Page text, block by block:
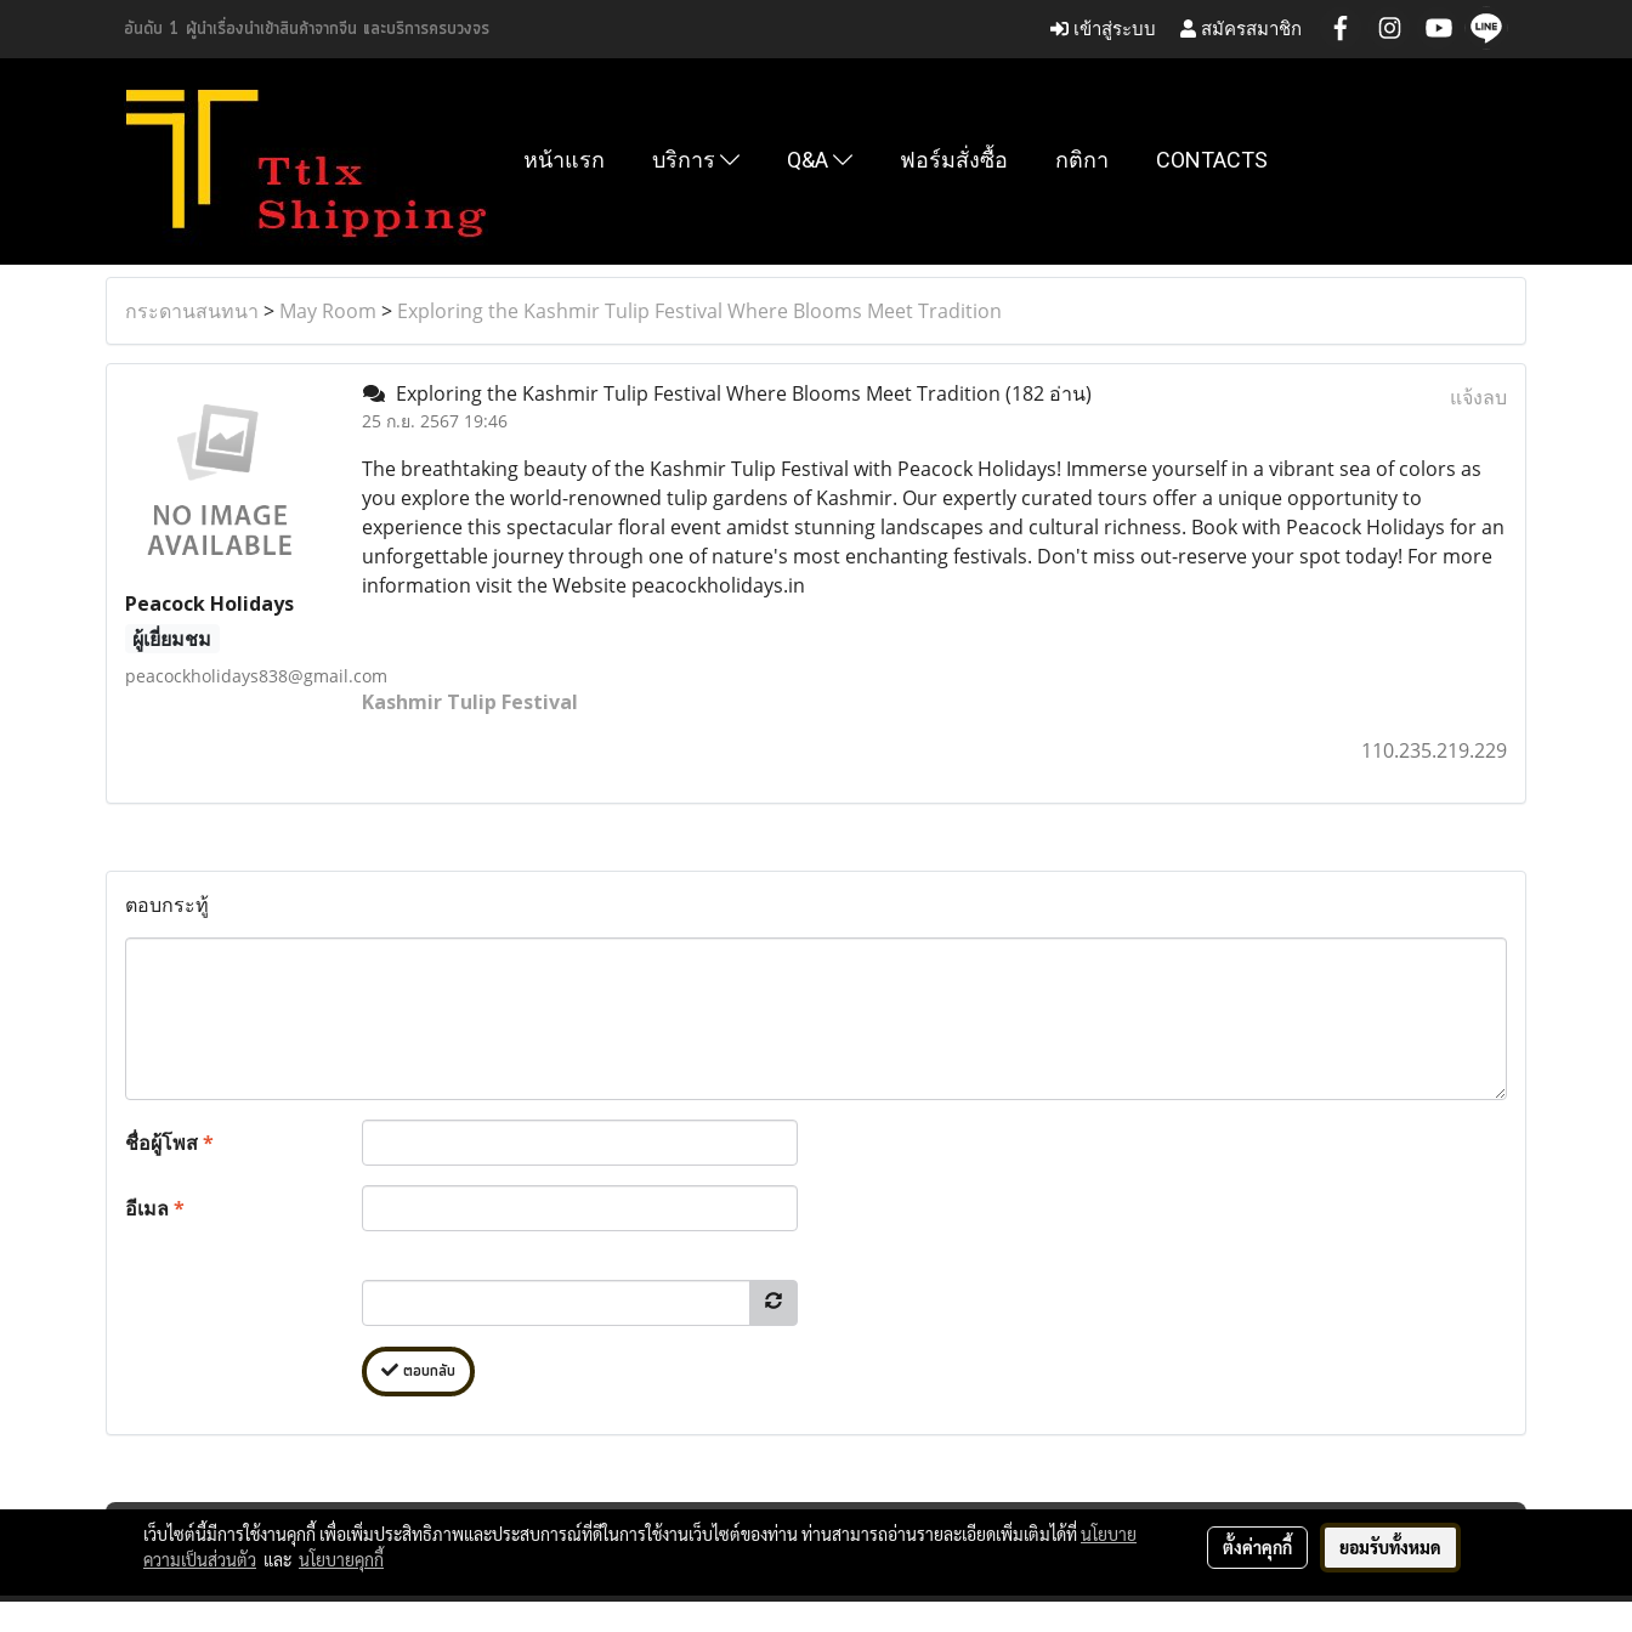
อันดับ 1 ผู้นำเรื่องนำเข้าสินค้าจากจีน และบริการครบวงจร เข้าสู่ระบบ สมัครสมาชิก
หน้าแรก บริการ Q&A ฟอร์มสั่งซื้อ กติกา CONTACTS
กระดานสนทนา > May Room > Exploring the Kashmir Tulip Festival Where Blooms Meet Tradition
Peacock Holidays
ผู้เยี่ยมชม
peacockholidays838@gmail.com
Exploring the Kashmir Tulip Festival Where Blooms Meet Tradition (182 อ่าน)
25 ก.ย. 2567 19:46
แจ้งลบ
The breathtaking beauty of the Kashmir Tulip Festival with Peacock Holidays! Immerse yourself in a vibrant sea of colors as
you explore the world-renowned tulip gardens of Kashmir. Our expertly curated tours offer a unique opportunity to
experience this spectacular floral event amidst stunning landscapes and cultural richness. Book with Peacock Holidays for an
unforgettable journey through one of nature's most enchanting festivals. Don't miss out-reserve your spot today! For more
information visit the Website peacockholidays.in
Kashmir Tulip Festival
110.235.219.229
ตอบกระทู้
ชื่อผู้โพส*
อีเมล*
ตอบกลับ
เว็บไซต์นี้มีการใช้งานคุกกี้ เพื่อเพิ่มประสิทธิภาพและประสบการณ์ที่ดีในการใช้งานเว็บไซต์ของท่าน ท่านสามารถอ่านรายละเอียดเพิ่มเติมได้ที่นโยบาย
ความเป็นส่วนตัว และ นโยบายคุกกี้
ตั้งค่าคุกกี้ ยอมรับทั้งหมด